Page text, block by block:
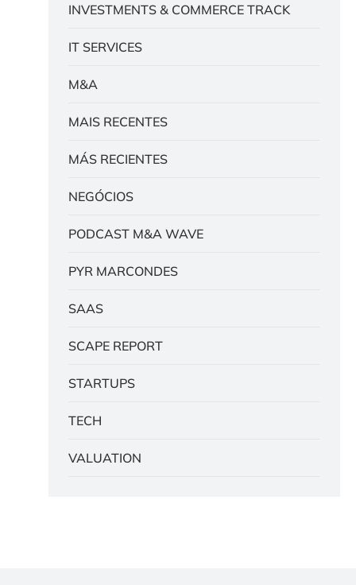
INVESTMENTS & COMMERCE TRACK
IT SERVICES
M&A
MAIS RECENTES
MÁS RECIENTES
NEGÓCIOS
PODCAST M&A WAVE
PYR MARCONDES
SAAS
SCAPE REPORT
STARTUPS
TECH
VALUATION